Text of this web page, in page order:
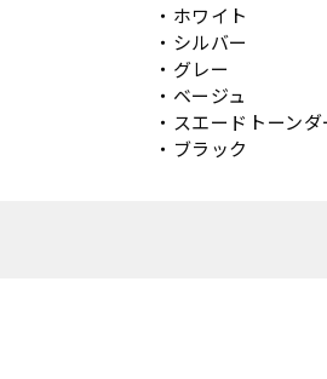
・ホワイト
・シルバー
・グレー
・ベージュ
・スエードトーン
・ブラック